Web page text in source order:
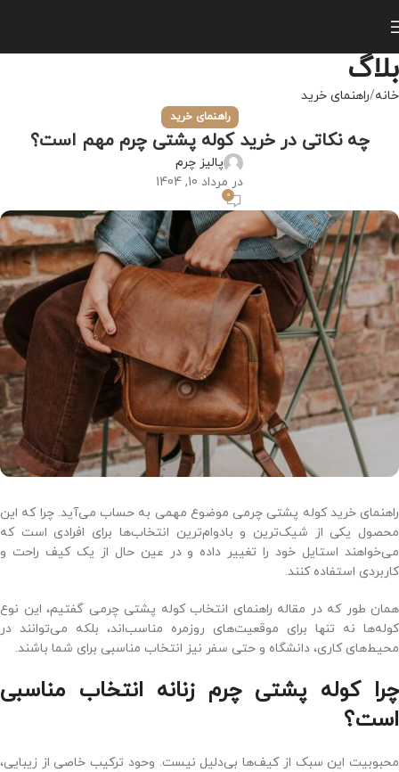
بلاگ
خانه راهنمای خرید
راهنمای خرید
چه نکاتی در خرید کوله پشتی چرم مهم است؟
پالیز چرم
در مرداد 10, 1404
0
راهنمای خرید کوله پشتی چرمی موضوع مهمی به حساب می‌آید. چرا که این
محصول یکی از شیک‌ترین و بادوام‌ترین انتخاب‌ها برای افرادی است که
می‌خواهند استایل خود را تغییر داده و در عین حال از یک کیف راحت و
کاربردی استفاده کنند.
همان طور که در مقاله راهنمای انتخاب کوله پشتی چرمی گفتیم، این نوع
کوله‌ها نه ‌تنها برای موقعیت‌های روزمره مناسب‌اند، بلکه می‌توانند در
محیط‌های کاری، دانشگاه و حتی سفر نیز انتخاب مناسبی برای شما باشند.
چرا کوله پشتی چرم زنانه انتخاب مناسبی
است؟
محبوبیت این سبک از کیف‌ها بی‌دلیل نیست. وحود ترکیب خاصی از زیبایی،